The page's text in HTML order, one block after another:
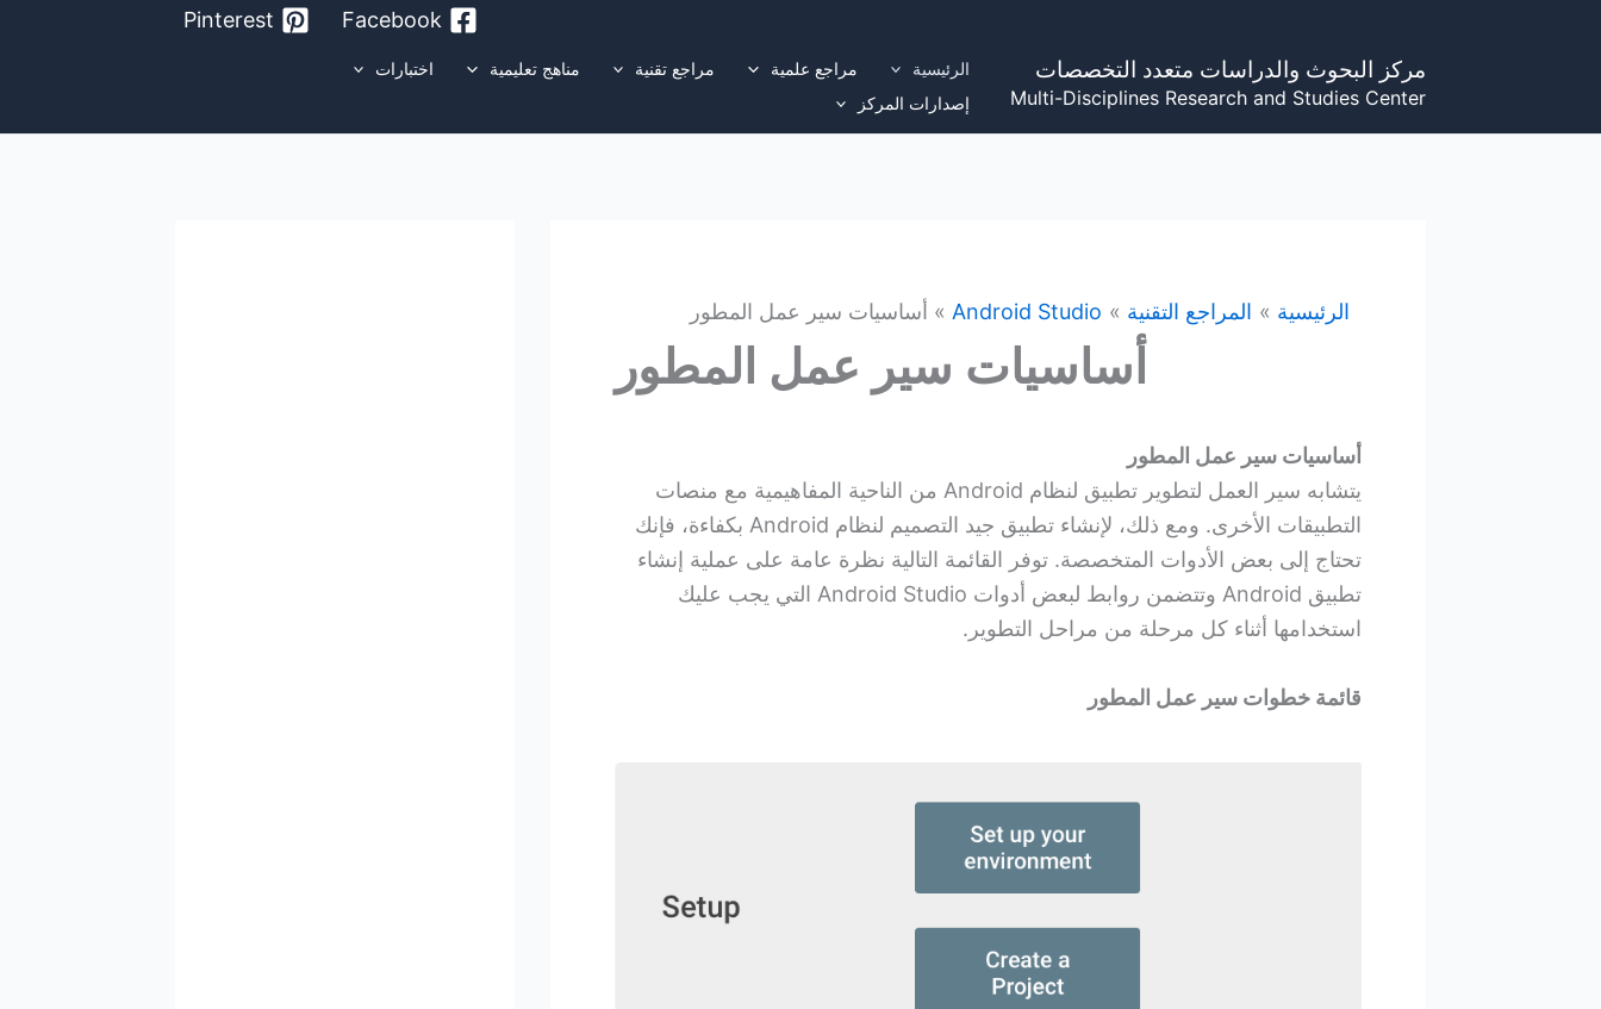
Facebook
Pinterest
مركز البحوث والدراسات متعدد التخصصات
Multi-Disciplines Research and Studies Center
الرئيسية مراجع علمية مراجع تقنية مناهج تعليمية
اختبارات
إصدارات المركز
الرئيسية المراجع التقنية Android Studio أساسيات سير عمل المطور
أساسيات سير عمل المطور
أساسيات سير عمل المطور
يتشابه سير العمل لتطوير تطبيق لنظام Android من الناحية المفاهيمية مع منصات
التطبيقات الأخرى. ومع ذلك، لإنشاء تطبيق جيد التصميم لنظام Android بكفاءة، فإنك
تحتاج إلى بعض الأدوات المتخصصة. توفر القائمة التالية نظرة عامة على عملية إنشاء
تطبيق Android وتتضمن روابط لبعض أدوات Android Studio التي يجب عليك
استخدامها أثناء كل مرحلة من مراحل التطوير.
قائمة خطوات سير عمل المطور